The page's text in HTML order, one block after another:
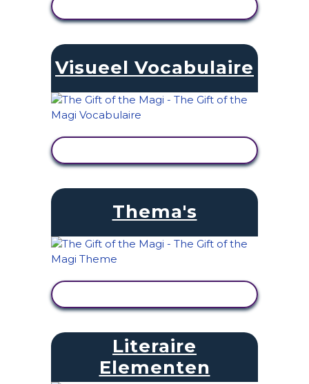
Visueel Vocabulaire
Thema's
Literaire
Elementen